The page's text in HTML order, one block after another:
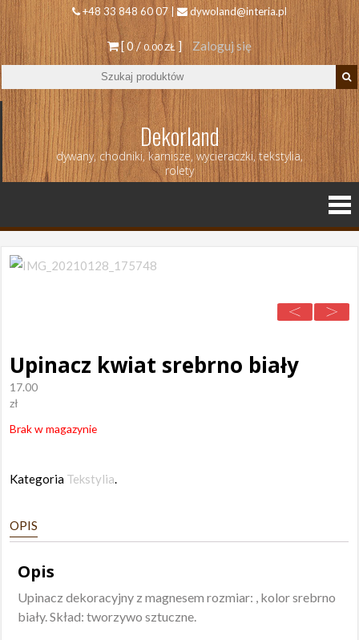
+48 33 848 60 07 | dywoland@interia.pl
[ 0 /0.00 ZŁ ] Zaloguj się
Dekorland
dywany, chodniki, karnisze, wycieraczki, tekstylia,
rolety
Upinacz kwiat srebrno biały
17.00
zł
Brak w magazynie
Kategoria Tekstylia.
OPIS
Opis
Upinacz dekoracyjny z magnesem rozmiar: , kolor srebrno
biały. Skład: tworzywo sztuczne.